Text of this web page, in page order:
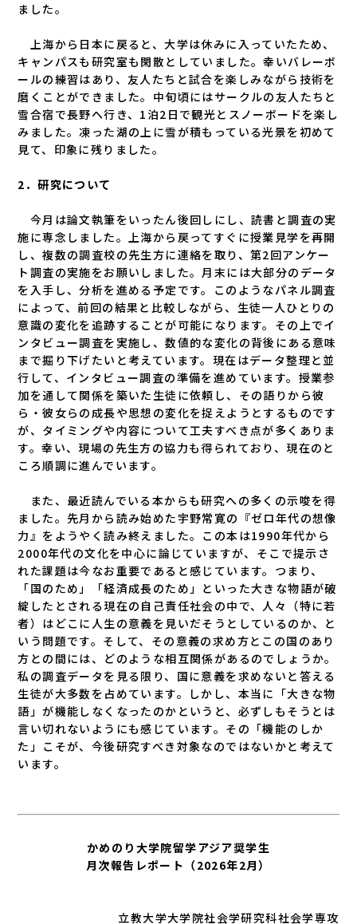
ました。
上海から日本に戻ると、大学は休みに入っていたため、
キャンパスも研究室も閑散としていました。幸いバレーボ
ールの練習はあり、友人たちと試合を楽しみながら技術を
磨くことができました。中旬頃にはサークルの友人たちと
雪合宿で長野へ行き、1泊2日で観光とスノーボードを楽し
みました。凍った湖の上に雪が積もっている光景を初めて
見て、印象に残りました。
2 ．研究について
今月は論文執筆をいったん後回しにし、読書と調査の実
施に専念しました。上海から戻ってすぐに授業見学を再開
し、複数の調査校の先生方に連絡を取り、第2回アンケー
ト調査の実施をお願いしました。月末には大部分のデータ
を入手し、分析を進める予定です。このようなパネル調査
によって、前回の結果と比較しながら、生徒一人ひとりの
意識の変化を追跡することが可能になります。その上でイ
ンタビュー調査を実施し、数値的な変化の背後にある意味
まで掘り下げたいと考えています。現在はデータ整理と並
行して、インタビュー調査の準備を進めています。授業参
加を通して関係を築いた生徒に依頼し、その語りから彼
ら・彼女らの成長や思想の変化を捉えようとするものです
が、タイミングや内容について工夫すべき点が多くありま
す。幸い、現場の先生方の協力も得られており、現在のと
ころ順調に進んでいます。
また、最近読んでいる本からも研究への多くの示唆を得
ました。先月から読み始めた宇野常寛の『ゼロ年代の想像
力』をようやく読み終えました。この本は1990年代から
2000年代の文化を中心に論じていますが、そこで提示さ
れた課題は今なお重要であると感じています。つまり、
「国のため」「経済成長のため」といった大きな物語が破
綻したとされる現在の自己責任社会の中で、人々（特に若
者）はどこに人生の意義を見いだそうとしているのか、と
いう問題です。そして、その意義の求め方とこの国のあり
方との間には、どのような相互関係があるのでしょうか。
私の調査データを見る限り、国に意義を求めないと答える
生徒が大多数を占めています。しかし、本当に「大きな物
語」が機能しなくなったのかというと、必ずしもそうとは
言い切れないようにも感じています。その「機能のしか
た」こそが、今後研究すべき対象なのではないかと考えて
います。
かめのり大学院留学アジア奨学生
月次報告レポート （2026年2月）
立教大学大学院社会学研究科社会学専攻